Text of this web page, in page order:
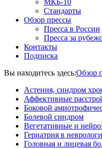
МКБ-10
Стандарты
Обзор прессы
Пресса в России
Пресса за
Контакты
Подписка
Вы находитесь здесь:Обзор
Астения, синдром
Аффективные
Боковой
Болевой синдром
Вегетативные и
Гериатрия в
Головная и лицевая